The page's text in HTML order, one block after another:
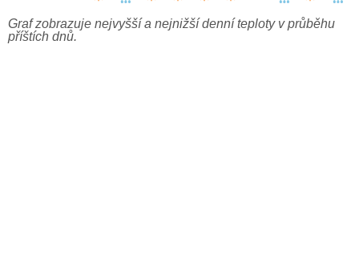
Graf zobrazuje nejvyšší a nejnižší denní teploty v průběhu
příštích dnů.